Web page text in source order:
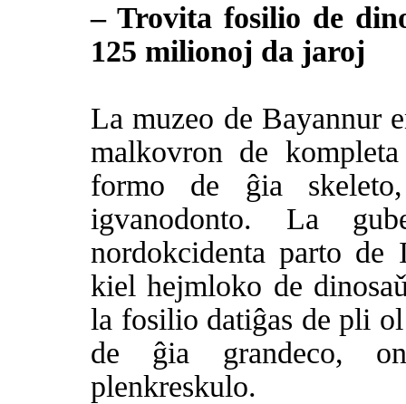
– Trovita fosilio de
125 milionoj da jaroj
La muzeo de Bayannur
malkovron de
formo de ĝia
igvanodonto. La
nordokcidenta parto de
kiel hejmloko de
la fosilio datiĝas de pli
de ĝia grandeco,
plenkreskulo.